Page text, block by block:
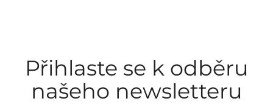
Přihlaste se k odběru
našeho newsletteru